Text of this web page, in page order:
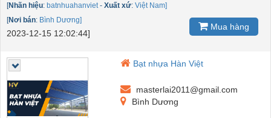
[Nhãn hiệu: batnhuahanviet- Xuất xứ: Việt Nam]
[Nơi bán: Bình Dương]
2023-12-15 12:02:44]
Mua hàng
Bạt nhựa Hàn Việt
masterlai2011@gmail.com
Bình Dương